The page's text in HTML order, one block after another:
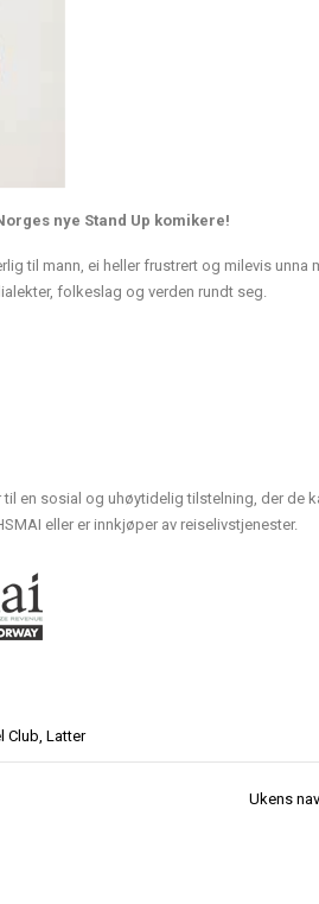
nye Stand Up komikere!
til mann, ei heller frustrert og milevis unna
folkeslag og verden rundt seg.
en sosial og uhøytidelig tilstelning, der de
eller er innkjøper av reiselivstjenester.
Club, Latter
Ukens